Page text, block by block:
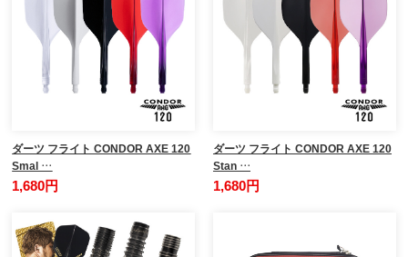
ダーツ フライト CONDOR AXE 120
Smal …
1,680円
ダーツ フライト CONDOR AXE 120
Stan …
1,680円